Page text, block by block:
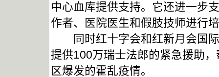
中心血库提供支持。它还进一步
作者、医院医生和假肢技师进行
同时红十字会和红新月会国际
提供100万瑞士法郎的紧急援助
区爆发的霍乱疫情。